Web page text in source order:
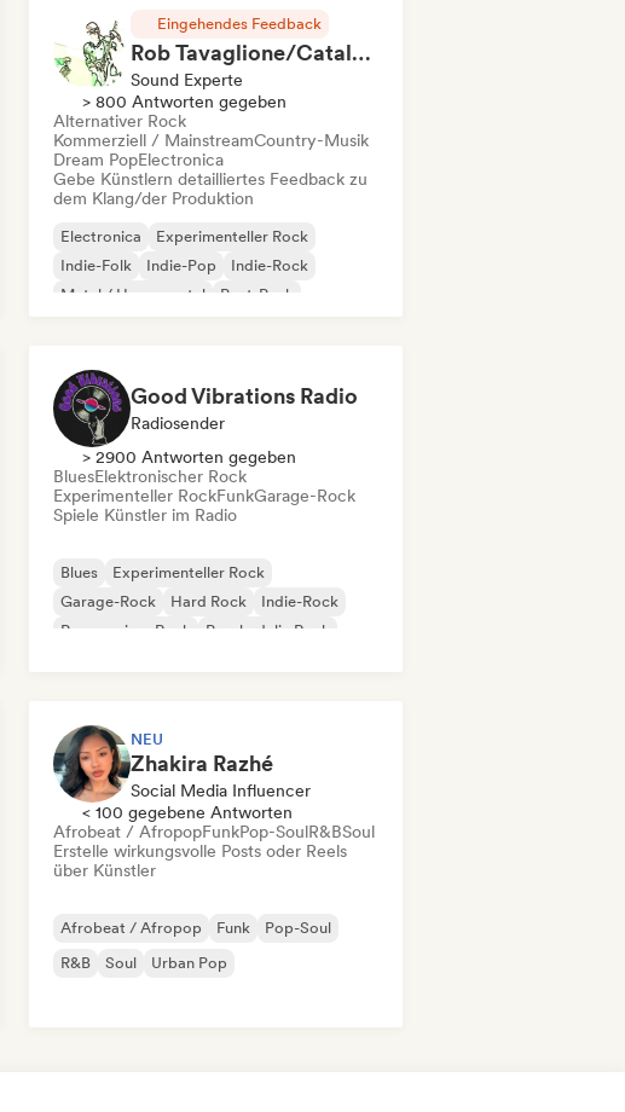
Eingehendes Feedback
Rob Tavaglione/Catalyst Recording
Sound Experte
> 800 Antworten gegeben
Alternativer Rock
Kommerziell / MainstreamCountry-Musik
Dream PopElectronica
Gebe Künstlern detailliertes Feedback zu
dem Klang/der Produktion
Electronica
Experimenteller Rock
Indie-Folk
Indie-Pop
Indie-Rock
Metal / Heavy metal
Post-Punk
Good Vibrations Radio
Radiosender
> 2900 Antworten gegeben
BluesElektronischer Rock
Experimenteller RockFunkGarage-Rock
Spiele Künstler im Radio
Blues
Experimenteller Rock
Garage-Rock
Hard Rock
Indie-Rock
Progressiver Rock
Psychedelic Rock
NEU
Zhakira Razhé
Social Media Influencer
< 100 gegebene Antworten
Afrobeat / AfropopFunkPop-SoulR&BSoul
Erstelle wirkungsvolle Posts oder Reels
über Künstler
Afrobeat / Afropop Funk
Pop-Soul
R&B
Soul Urban Pop